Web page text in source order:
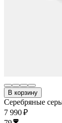
В корзину
Серебряные
7 990 ₽